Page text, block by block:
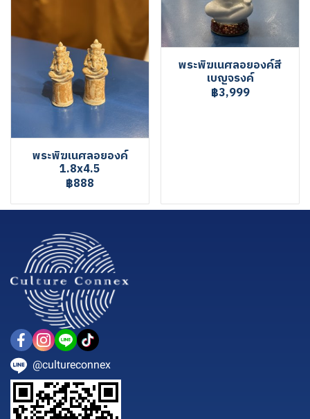
พระพิฆเนศลอยองค์
1.8x4.5
฿888
พระพิฆเนศลอยองค์สี
เบญจรงค์
฿3,999
@cultureconnex